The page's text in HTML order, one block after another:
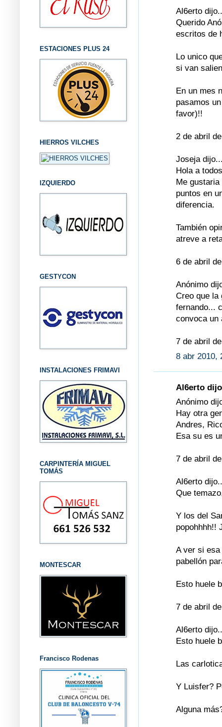
Al6erto
Querido
escritos de
Lo unico
si van
En un mes
pasamos
favor)!!
2 de abril
Joseja
Hola a
Me
puntos en
diferencia.
También
atreve a
6 de abril
Anónimo
Creo que la
fernando...
convoca un
7 de abril
8 abr 2010,
Al6erto
Anónimo
Hay otra
Andres,
Esa su es
7 de abril
Al6erto
Que
Y los del
popohhhh!!
A ver si
pabellón
Esto huele
7 de abril
Al6erto
Esto huele
Las
Y Luisfer?
Alguna
ESTACIONES PLUS 24
HIERROS VILCHES
IZQUIERDO
GESTYCON
INSTALACIONES FRIMAVI
CARPINTERÍA MIGUEL
TOMÁS
MONTESCAR
Francisco Rodenas